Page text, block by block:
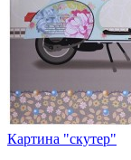
Картина "скутер"